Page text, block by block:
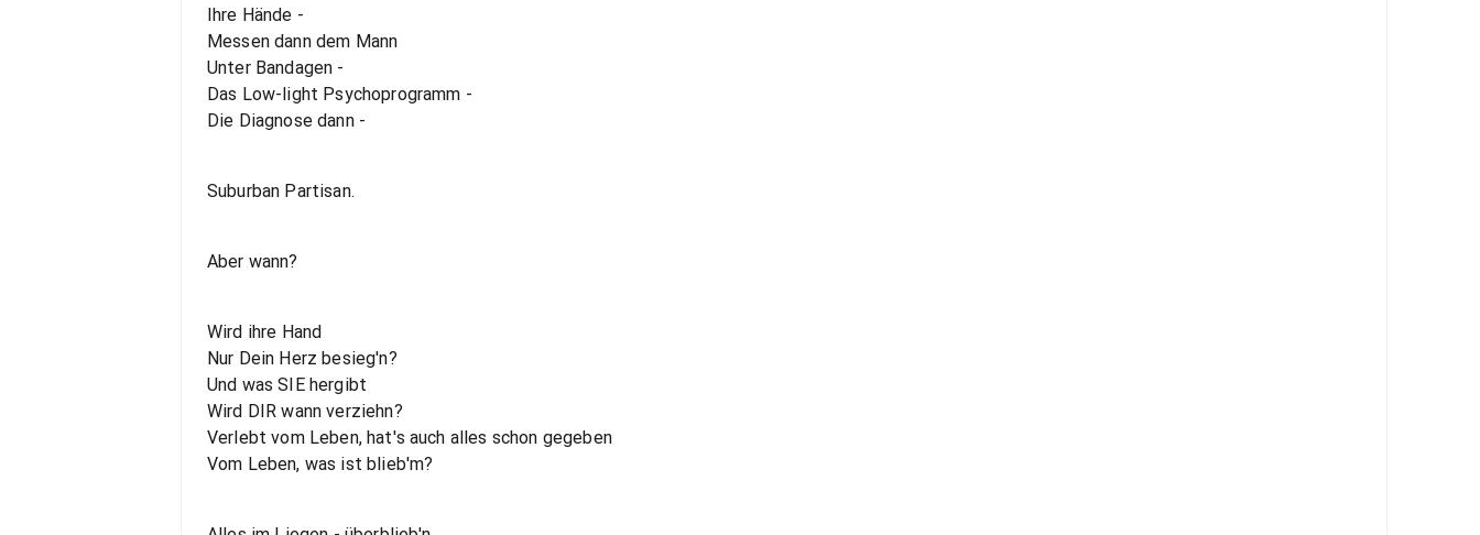
Ihre Hände -
Messen dann dem Mann
Unter Bandagen -
Das Low-light Psychoprogramm -
Die Diagnose dann -
Suburban Partisan.
Aber wann?
Wird ihre Hand
Nur Dein Herz besieg'n?
Und was SIE hergibt
Wird DIR wann verziehn?
Verlebt vom Leben, hat's auch alles schon gegeben
Vom Leben, was ist blieb'm?